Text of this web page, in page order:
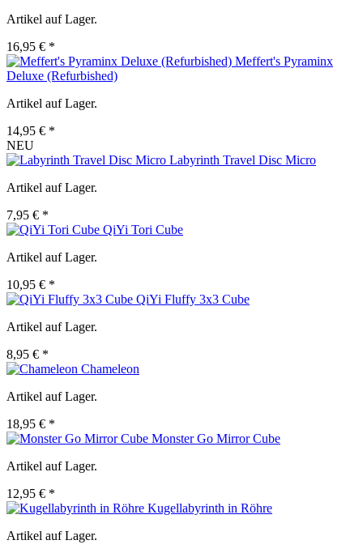
Artikel auf Lager.
16,95 € *
Meffert's Pyraminx
Deluxe (Refurbished)
Artikel auf Lager.
14,95 € *
NEU
Labyrinth Travel Disc Micro
Artikel auf Lager.
7,95 € *
QiYi Tori Cube
Artikel auf Lager.
10,95 € *
QiYi Fluffy 3x3 Cube
Artikel auf Lager.
8,95 € *
Chameleon
Artikel auf Lager.
18,95 € *
Monster Go Mirror Cube
Artikel auf Lager.
12,95 € *
Kugellabyrinth in Röhre
Artikel auf Lager.